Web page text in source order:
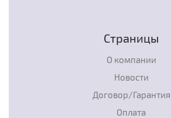
Страницы
О компании
Новости
Договор/Гарантия
Оплата